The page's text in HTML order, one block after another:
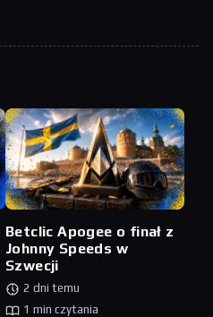
Betclic Apogee o finał z
Johnny Speeds w
Szwecji
2 dni temu
1 min czytania